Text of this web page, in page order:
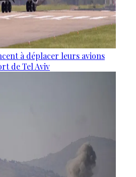
à déplacer leurs avions
de Tel Aviv